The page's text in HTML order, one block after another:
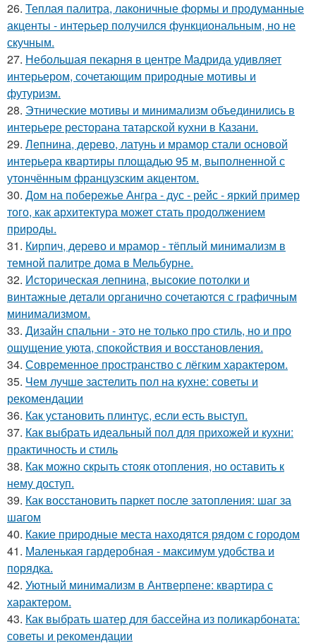
26. Теплая палитра, лаконичные формы и продуманные
акценты - интерьер получился функциональным, но не
скучным.
27. Небольшая пекарня в центре Мадрида удивляет
интерьером, сочетающим природные мотивы и
футуризм.
28. Этнические мотивы и минимализм объединились в
интерьере ресторана татарской кухни в Казани.
29. Лепнина, дерево, латунь и мрамор стали основой
интерьера квартиры площадью 95 м, выполненной с
утончённым французским акцентом.
30. Дом на побережье Ангра - дус - рейс - яркий пример
того, как архитектура может стать продолжением
природы.
31. Кирпич, дерево и мрамор - тёплый минимализм в
темной палитре дома в Мельбурне.
32. Историческая лепнина, высокие потолки и
винтажные детали органично сочетаются с графичным
минимализмом.
33. Дизайн спальни - это не только про стиль, но и про
ощущение уюта, спокойствия и восстановления.
34. Современное пространство с лёгким характером.
35. Чем лучше застелить пол на кухне: советы и
рекомендации
36. Как установить плинтус, если есть выступ.
37. Как выбрать идеальный пол для прихожей и кухни:
практичность и стиль
38. Как можно скрыть стояк отопления, но оставить к
нему доступ.
39. Как восстановить паркет после затопления: шаг за
шагом
40. Какие природные места находятся рядом с городом
41. Маленькая гардеробная - максимум удобства и
порядка.
42. Уютный минимализм в Антверпене: квартира с
характером.
43. Как выбрать шатер для бассейна из поликарбоната:
советы и рекомендации